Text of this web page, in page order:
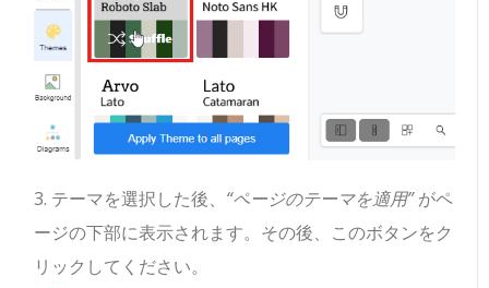
3. テーマを選択した後、 “ページのテーマを適用”がペ
ージの下部に表示されます。その後、このボタンをク
リックしてください。